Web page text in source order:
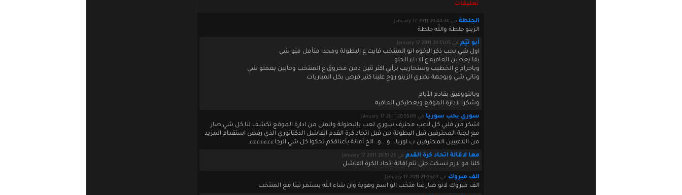
تعليقات
الجلطة في January 17 2011 20:44:24
الزينو جلطة والله جلطة
أبو تيَم في January 17 2011 20:51:05
اول شي بحب ذكر الاخوه انو المنتخب فايت ع البطولة ومحدا متأمل منو شي
بقا يعطين العافيه ع الاداء الحلو
وياحرام ع الخطيب وسنحاريب برأيي اكتر تنين دمن محروق ع المنتخب وحابين يعملو شي
وتاني شي وبوجهة نظري الزينو روح علينا كتير فرص بكل المباريات
وبالتووفيق بقادم الأيام
وشكرا لادارة الموقع ويعطيكن العافيه
سوري بحب سوريا في January 17 2011 20:55:08
اشكر من قلبي كل لاعب محترف سوري لعب بالبطولة واتمنى من ادارة الموقع تكشف لنا كل شي صار
مع لجنة المحترفين قبل البطولة من قبل اتحاد كرة القدم الفاشل الدكتاتوري الذي رفض استقدام المزيد
من اللاعبيين المحترفين ب اوربا ..و ..و..الخ أمانة بأعناقكم تحكوا كل شي الرجاءءءءءءء
معا لاقالة اتحاد كرة القدم في January 17 2011 20:57:23
كلنا مو لازم نسكت حتى تتم اقالة اتحاد الكرة الفاشل
الف مبروك في January 17 2011 21:05:02
الف مبروك لانو صار عنا متخب الو اسم وهوية وان شاء الله يستمر تيتا مع المنتخب